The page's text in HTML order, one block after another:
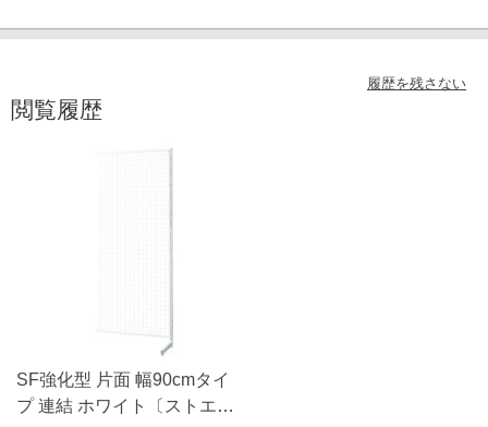
履歴を残さない
閲覧履歴
SF強化型 片面 幅90cmタイ
プ 連結 ホワイト〔ストエキ